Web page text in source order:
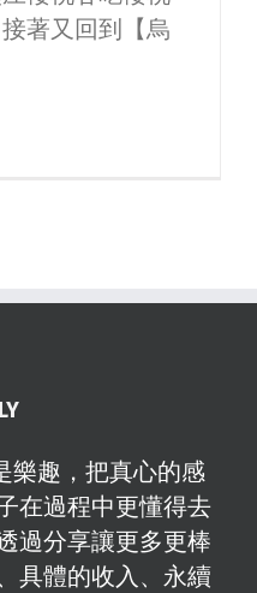
著又回到【烏
樂趣，把真心的感
在過程中更懂得去
過分享讓更多更棒
具體的收入、永續